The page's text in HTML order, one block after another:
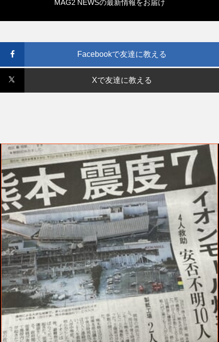
MAG2 NEWSの最新情報をお届け
Facebookで友達に教える
Xで友達に教える